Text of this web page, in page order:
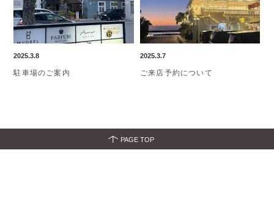
2025.3.8
駐車場のご案内
2025.3.7
ご来店予約について
PAGE TOP